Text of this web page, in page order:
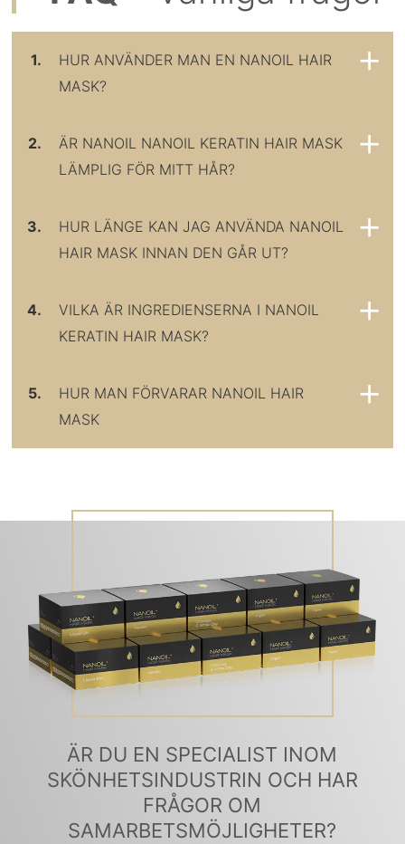
1.
HUR ANVÄNDER MAN EN NANOIL HAIR
MASK?
2.
ÄR NANOIL NANOIL KERATIN HAIR MASK
LÄMPLIG FÖR MITT HÅR?
3.
HUR LÄNGE KAN JAG ANVÄNDA NANOIL
HAIR MASK INNAN DEN GÅR UT?
4.
VILKA ÄR INGREDIENSERNA I NANOIL
KERATIN HAIR MASK?
5.
HUR MAN FÖRVARAR NANOIL HAIR
MASK
ÄR DU EN SPECIALIST INOM
SKÖNHETSINDUSTRIN OCH HAR
FRÅGOR OM
SAMARBETSMÖJLIGHETER?